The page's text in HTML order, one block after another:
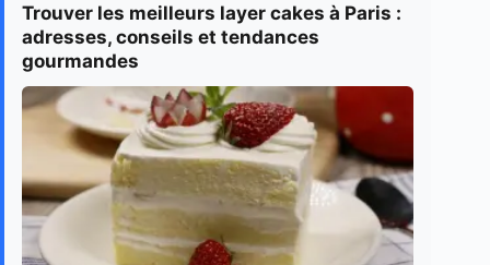
Trouver les meilleurs layer cakes à Paris :
adresses, conseils et tendances
gourmandes